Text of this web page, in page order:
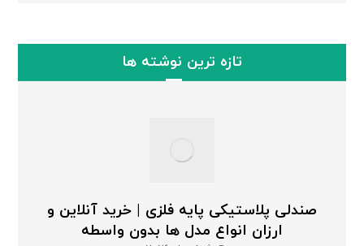
تازه ترین نوشته ها
صندلی پلاستیکی پایه فلزی | خرید آنلاین و
ارزان انواع مدل ها بدون واسطه